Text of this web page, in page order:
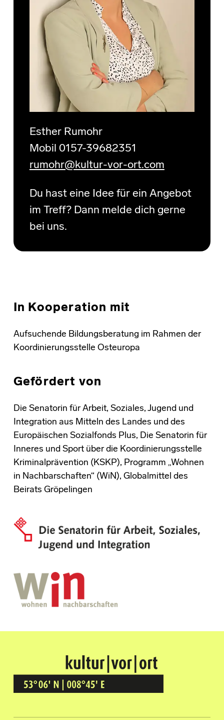
Esther Rumohr
Mobil 0157-39682351
rumohr@kultur-vor-ort.com
Du hast eine Idee für ein Angebot
im Treff? Dann melde dich gerne
bei uns.
In Kooperation mit
Aufsuchende Bildungsberatung im Rahmen der
Koordinierungsstelle Osteuropa
Gefördert von
Die Senatorin für Arbeit, Soziales, Jugend und
Integration aus Mitteln des Landes und des
Europäischen Sozialfonds Plus, Die Senatorin für
Inneres und Sport über die Koordinierungsstelle
Kriminalprävention (KSKP), Programm „Wohnen
in Nachbarschaften“ (WiN), Globalmittel des
Beirats Gröpelingen
Kultur Vor Ort
BREMEN GRÖPELINGEN